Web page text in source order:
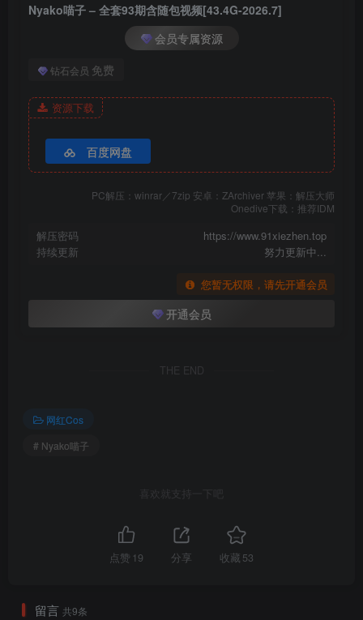
Nyako喵子 – NO.085 自拍34[51P-73.4M]
Nyako喵子 – NO.084 自拍35[48P-72.4M]
Nyako喵子 – NO.083 自拍36[49P-82.8M]
Nyako喵子 – NO.082 自拍37[50P-80.7M]
[2026.4.13]
Nyako喵子 – NO.081 自拍41[50P-95.1M]
Nyako喵子 – NO.079 姐姐本[306P-2V-2.42G]
[10.25]
Nyako喵子 – NO.077 吉他妹妹 连衣裙[71P-1V-712.4M]
Nyako喵子 – NO.076 自拍28 三点式体操服[54P-1V-169.4M]
Nyako喵子 – NO.075 自拍31 灰丝旗袍[56P-1V-652M]
Nyako喵子 – 全套93期含随包视频[43.4G-2026.7]
会员专属资源
钻石会员 免费
资源下载
百度网盘
PC解压：winrar／7zip 安卓：ZArchiver 苹果：解压大师
Onedive下载：推荐IDM
解压密码
https://www.91xiezhen.top
持续更新
努力更新中...
您暂无权限，请先开通会员
开通会员
THE END
网红Cos
# Nyako喵子
喜欢就支持一下吧
点赞 19 分享 收藏 53
留言 共9条